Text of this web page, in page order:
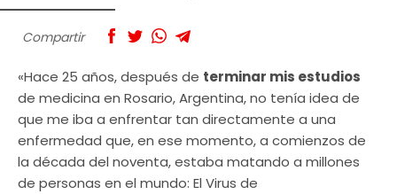
Compartir
«Hace 25 años, después de terminar mis estudios
de medicina en Rosario, Argentina, no tenía idea de
que me iba a enfrentar tan directamente a una
enfermedad que, en ese momento, a comienzos de
la década del noventa, estaba matando a millones
de personas en el mundo: El Virus de